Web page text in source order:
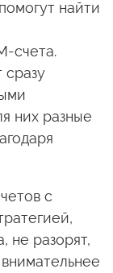
найти
счета.
них разные
с
не разорят,